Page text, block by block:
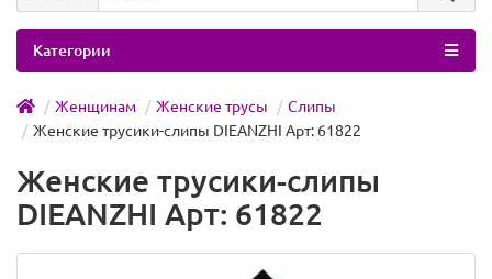
Категории
Женщинам Женские трусы
Слипы
Женские трусики-слипы DIEANZHI Арт: 61822
Женские трусики-слипы
DIEANZHI Арт: 61822